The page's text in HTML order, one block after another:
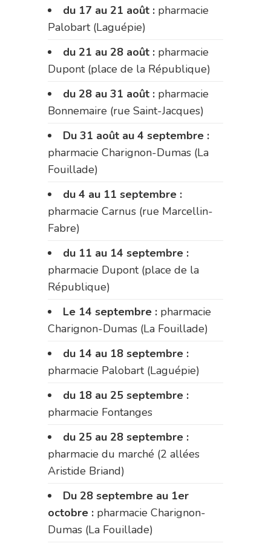
du 17 au 21 août : pharmacie
Palobart (Laguépie)
du 21 au 28 août : pharmacie
Dupont (place de la République)
du 28 au 31 août : pharmacie
Bonnemaire (rue Saint-Jacques)
Du 31 août au 4 septembre :
pharmacie Charignon-Dumas (La
Fouillade)
du 4 au 11 septembre :
pharmacie Carnus (rue Marcellin-
Fabre)
du 11 au 14 septembre :
pharmacie Dupont (place de la
République)
Le 14 septembre : pharmacie
Charignon-Dumas (La Fouillade)
du 14 au 18 septembre :
pharmacie Palobart (Laguépie)
du 18 au 25 septembre :
pharmacie Fontanges
du 25 au 28 septembre :
pharmacie du marché (2 allées
Aristide Briand)
Du 28 septembre au 1er
octobre : pharmacie Charignon-
Dumas (La Fouillade)